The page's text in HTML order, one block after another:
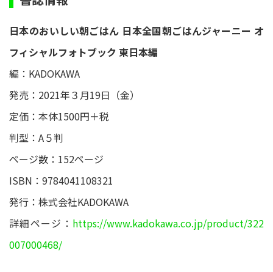
日本のおいしい朝ごはん 日本全国朝ごはんジャーニー オ
フィシャルフォトブック 東日本編
編：KADOKAWA
発売：2021年３月19日（金）
定価：本体1500円＋税
判型：A５判
ページ数：152ページ
ISBN：9784041108321
発行：株式会社KADOKAWA
詳細ページ： https://www.kadokawa.co.jp/product/322
007000468/